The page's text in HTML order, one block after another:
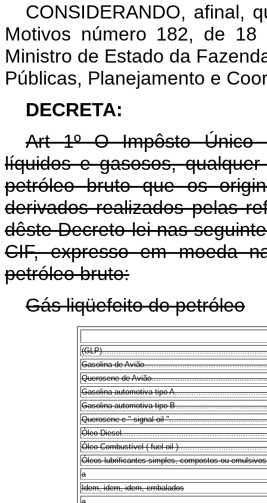
CONSIDERANDO, afinal,
Motivos número 182, de 18
Ministro de Estado da
Públicas, Planejamento e
DECRETA:
Art 1º O Impôsto Único
líquidos e gasosos,
petróleo bruto que os
derivados realizados pelas
dêste Decreto-lei nas
CIF, expresso em moeda
petróleo bruto:
Gás liqüefeito do petróleo
Gasolina de
Querosene de
Gasolina automotiva tipo
Gasolina automotiva tipo
Querosene e " signal oil
Óleo
Óleo Combustível ( fuel oil
Óleos lubrificantes simples, compostos ou
a
Idem, idem, idem, embalados